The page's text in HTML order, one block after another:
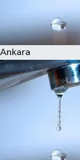
Ankara